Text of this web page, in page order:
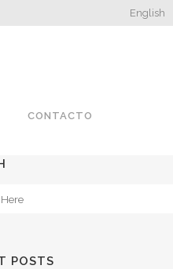
English
CONTACTO
POSTS